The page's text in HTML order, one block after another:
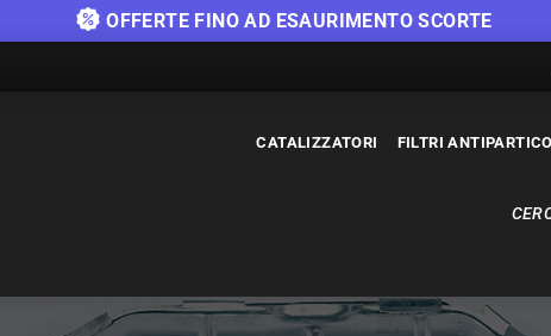
OFFERTE FINO AD ESAURIMENTO SCORTE
CATALIZZATORI FILTRI